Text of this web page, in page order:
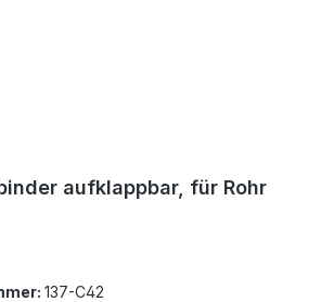
aufklappbar, für Rohr
137-C42